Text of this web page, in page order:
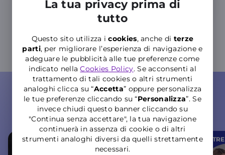
La tua privacy prima di
tutto
Questo sito utilizza icookies, anche di terze
parti, per migliorare l’esperienza di navigazione e
adeguare le pubblicità alle tue preferenze come
indicato nellaCookies Policy. Se acconsenti al
trattamento di tali cookies o altri strumenti
analoghi clicca su “Accetta” oppure personalizza
le tue preferenze cliccando su “Personalizza”. Se
invece chiudi questo banner cliccando su
"Continua senza accettare", la tua navigazione
continuerà in assenza di cookie o di altri
strumenti analoghi diversi da quelli strettamente
necessari.
ASSICURAZIONI
Scopri le polizze più adatte a te
neiWINDTRE Store nei